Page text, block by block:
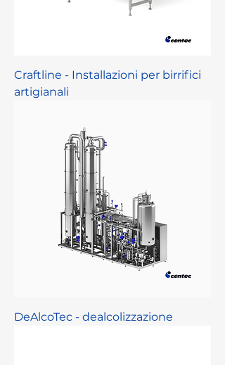
Craftline - Installazioni per birrifici
artigianali
DeAlcoTec - dealcolizzazione